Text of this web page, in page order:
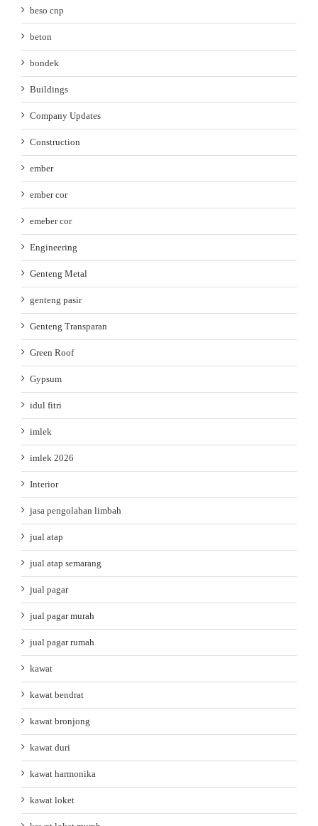
beso cnp
beton
bondek
Buildings
Company Updates
Construction
ember
ember cor
emeber cor
Engineering
Genteng Metal
genteng pasir
Genteng Transparan
Green Roof
Gypsum
idul fitri
imlek
imlek 2026
Interior
jasa pengolahan limbah
jual atap
jual atap semarang
jual pagar
jual pagar murah
jual pagar rumah
kawat
kawat bendrat
kawat bronjong
kawat duri
kawat harmonika
kawat loket